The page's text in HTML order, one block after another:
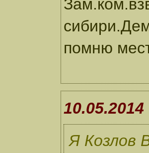
помню
Я Козлов